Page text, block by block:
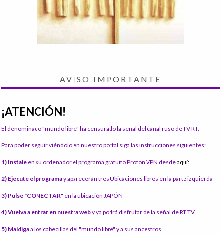
AVISO IMPORTANTE
¡ATENCIÓN!
El denominado "mundo libre" ha censurado la señal del canal ruso de TV RT.
Para poder seguir viéndolo en nuestro portal siga las instrucciones siguientes:
1) Instale en su ordenador el programa gratuito Proton VPN desdeaquí:
2) Ejecute el programay aparecerán tres Ubicaciones libres en la parte izquierda
3) Pulse "CONECTAR" en la ubicación JAPÓN
4) Vuelva a entrar en nuestra weby ya podrá disfrutar de la señal de RT TV
5) Maldigaa los cabecillas del "mundo libre" y a sus ancestros